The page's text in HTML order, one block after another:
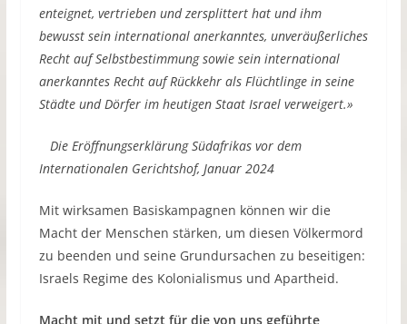
enteignet, vertrieben und zersplittert hat und ihm
bewusst sein international anerkanntes, unveräußerliches
Recht auf Selbstbestimmung sowie sein international
anerkanntes Recht auf Rückkehr als Flüchtlinge in seine
Städte und Dörfer im heutigen Staat Israel verweigert.»
Die Eröffnungserklärung Südafrikas vor dem
Internationalen Gerichtshof, Januar 2024
Mit wirksamen Basiskampagnen können wir die
Macht der Menschen stärken, um diesen Völkermord
zu beenden und seine Grundursachen zu beseitigen:
Israels Regime des Kolonialismus und Apartheid.
Macht mit und setzt für die von uns geführte